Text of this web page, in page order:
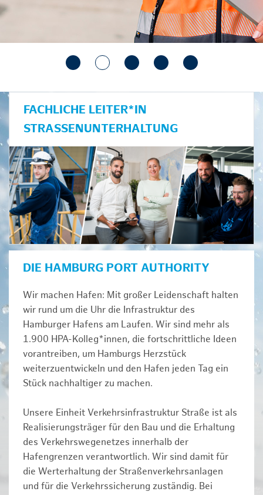
FACHLICHE LEITER*IN
STRASSENUNTERHALTUNG
DIE HAMBURG PORT AUTHORITY
Wir machen Hafen: Mit großer Leidenschaft halten
wir rund um die Uhr die Infrastruktur des
Hamburger Hafens am Laufen. Wir sind mehr als
1.900 HPA-Kolleg*innen, die fortschrittliche Ideen
vorantreiben, um Hamburgs Herzstück
weiterzuentwickeln und den Hafen jeden Tag ein
Stück nachhaltiger zu machen.
Unsere Einheit Verkehrsinfrastruktur Straße ist als
Realisierungsträger für den Bau und die Erhaltung
des Verkehrswegenetzes innerhalb der
Hafengrenzen verantwortlich. Wir sind damit für
die Werterhaltung der Straßenverkehrsanlagen
und für die Verkehrssicherung zuständig. Bei